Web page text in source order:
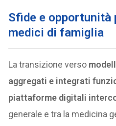
Sfide e opportunità
medici di famiglia
La transizione verso
aggregati e integrati
piattaforme digitali
generale e tra la medicina